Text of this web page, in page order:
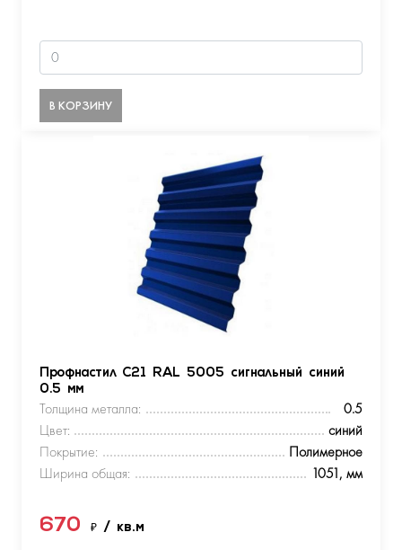
В КОРЗИНУ
Профнастил С21 RAL 5005 сигнальный синий
0.5 мм
Толщина металла:
0.5
Цвет:
синий
Покрытие:
Полимерное
Ширина общая:
1051, мм
670 ₽ / кв.м